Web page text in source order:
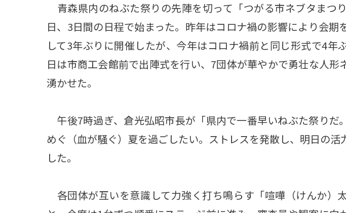
青森県内のねぶた祭りの先陣を切って「つがる市ネブタまつ
日、3日間の日程で始まった。昨年はコロナ禍の影響により会期
して3年ぶりに開催したが、今年はコロナ禍前と同じ形式で4年
日は市商工会館前で出陣式を行い、7団体が華やかで勇壮な人形
湧かせた。
午後7時過ぎ、倉光弘昭市長が「県内で一番早いねぶた祭りだ
めぐ（血が騒ぐ）夏を過ごしたい。ストレスを発散し、明日の活
した。
各団体が互いを意識して力強く打ち鳴らす「喧嘩（けんか）